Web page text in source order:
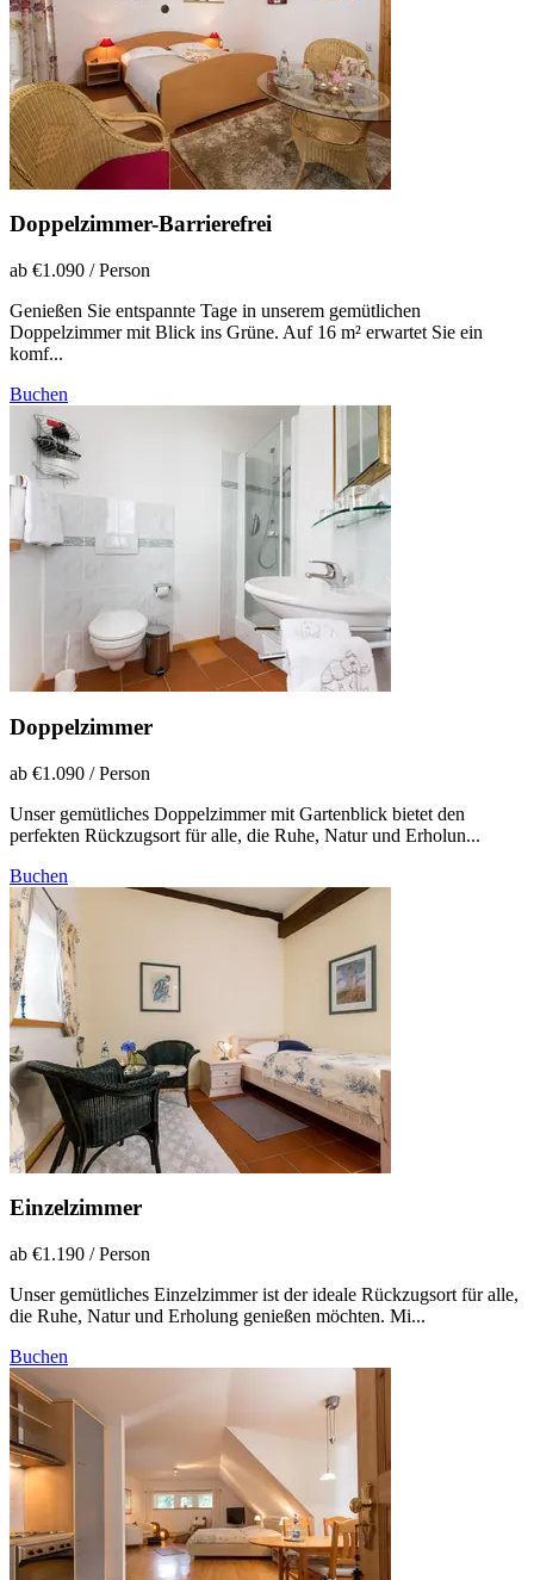
Doppelzimmer-Barrierefrei
ab €1.090 / Person
Genießen Sie entspannte Tage in unserem gemütlichen
Doppelzimmer mit Blick ins Grüne. Auf 16 m² erwartet Sie ein
komf...
Buchen
Doppelzimmer
ab €1.090 / Person
Unser gemütliches Doppelzimmer mit Gartenblick bietet den
perfekten Rückzugsort für alle, die Ruhe, Natur und Erholun...
Buchen
Einzelzimmer
ab €1.190 / Person
Unser gemütliches Einzelzimmer ist der ideale Rückzugsort für alle,
die Ruhe, Natur und Erholung genießen möchten. Mi...
Buchen